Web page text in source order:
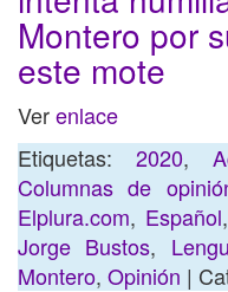
Montero por
este mote
Verenlace
Etiquetas: 2020,
Columnas de
Elplura.com, Español,
Jorge Bustos,
Montero, Opinión |